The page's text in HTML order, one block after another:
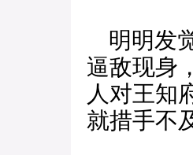
明明发
逼敌现身
人对王知
就措手不